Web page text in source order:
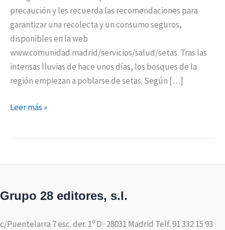
precaución y les recuerda las recomendaciones para
garantizar una recolecta y un consumo seguros,
disponibles en la web
www.comunidad.madrid/servicios/salud/setas. Tras las
intensas lluvias de hace unos días, los bosques de la
región empiezan a poblarse de setas. Según […]
Leer más »
Grupo 28 editores, s.l.
c/Puentelarra 7 esc. der. 1º D · 28031 Madrid Telf. 91 332 15 93